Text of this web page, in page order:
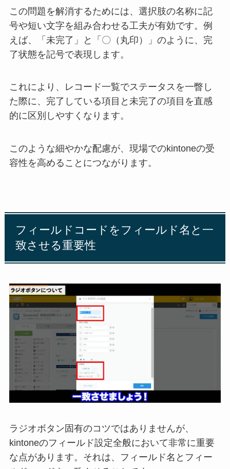
この問題を解消するためには、選択肢の名称に記
号や短い文字を組み合わせる工夫が有効です。例
えば、「未完了」と「〇（丸印）」のように、完
了状態を記号で表現します。
これにより、レコード一覧でステータスを一瞥し
た際に、完了している項目と未完了の項目を直感
的に区別しやすくなります。
このような細やかな配慮が、現場でのkintoneの受
容性を高めることにつながります。
フィールドコードをフィールド名と一
致させる重要性
ラジオボタン固有のコツではありませんが、
kintoneのフィールド設定全般において非常に重要
な点があります。それは、フィールド名とフィー